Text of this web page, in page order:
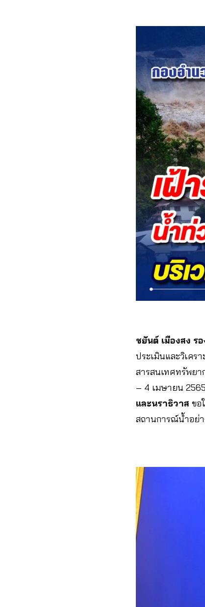
ชยันต์ เมืองสง ร
ประเมินและวิเคร
สารสนเทศทรัพย
– 4 เมษายน
และนราธิวาส ขอ
สถานการณ์น้ำอย่า